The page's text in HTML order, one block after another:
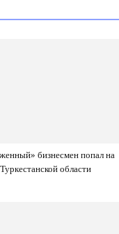
бизнесмен попал на
области